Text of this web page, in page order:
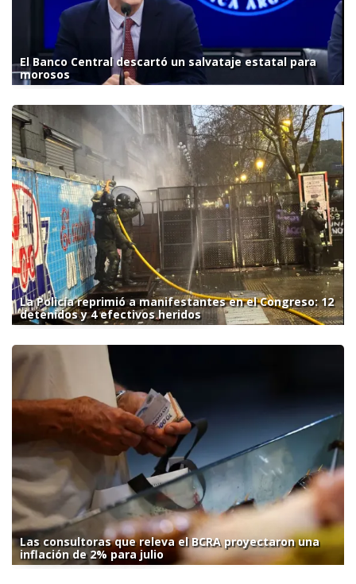
El Banco Central descartó un salvataje estatal para
morosos
La Policía reprimió a manifestantes en el Congreso: 12
detenidos y 4 efectivos heridos
Las consultoras que releva el BCRA proyectaron una
inflación de 2% para julio